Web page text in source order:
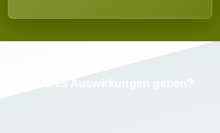
Wird es Auswirkungen geben?